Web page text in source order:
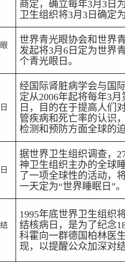
商定，确立每年3月 3 日
卫生组织将3月 3 日确定
世界青光眼协会和世界
发起将3月6 日 定为世界
个青光眼日。
经国际肾脏病学会与国
定从2006年起将每年3月
日，目的在于提高人们
管疾病和死亡率的认识
检测和预防方面全球的
据世界卫生组织调查，
神卫生组织主办的全球
了一项全球性的活动，
一天定为“世界睡眠日”
1995年底世界卫生组织
结核病日，是为了纪念
科霍向一群德国柏林医
现，以提醒公众加深对